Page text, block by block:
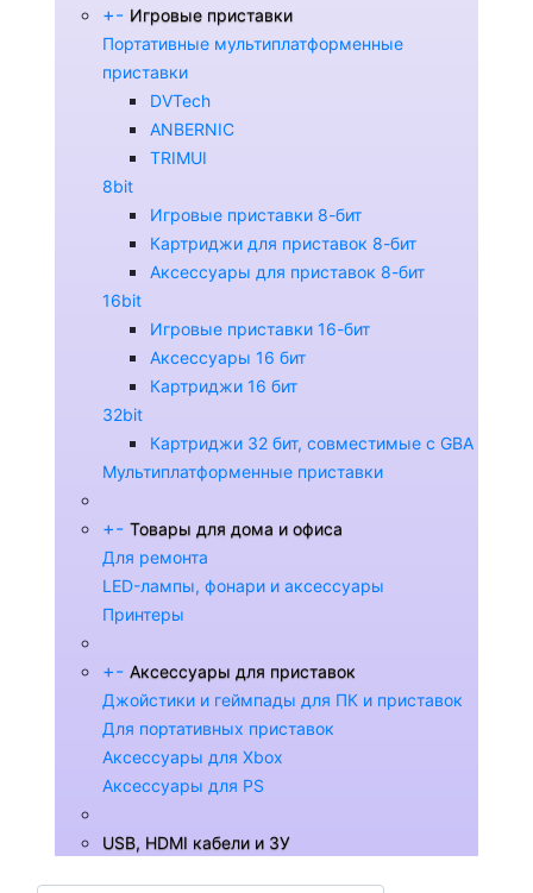
+- Игровые приставки
Портативные мультиплатформенные
приставки
DVTech
ANBERNIC
TRIMUI
8bit
Игровые приставки 8-бит
Картриджи для приставок 8-бит
Аксессуары для приставок 8-бит
16bit
Игровые приставки 16-бит
Аксессуары 16 бит
Картриджи 16 бит
32bit
Картриджи 32 бит, совместимые с GBA
Мультиплатформенные приставки
+- Товары для дома и офиса
Для ремонта
LED-лампы, фонари и аксессуары
Принтеры
+- Аксессуары для приставок
Джойстики и геймпады для ПК и приставок
Для портативных приставок
Аксессуары для Xbox
Аксессуары для PS
USB, HDMI кабели и ЗУ